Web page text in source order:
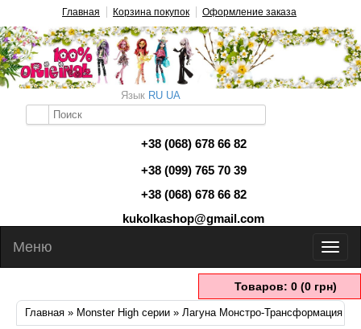
Главная Корзина покупок Оформление заказа
Язык RU UA
Товаров: 0 (0 грн)
+38 (068) 678 66 82
+38 (099) 765 70 39
+38 (068) 678 66 82
kukolkashop@gmail.com
Меню
Главная » Monster High серии » Лагуна Монстро-Трансформация